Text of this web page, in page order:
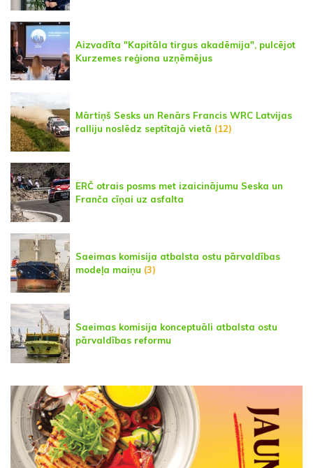
Aizvadīta "Kapitāla tirgus akadēmija", pulcējot
Kurzemes reģiona uzņēmējus
Mārtiņš Sesks un Renārs Francis WRC Latvijas
ralliju noslēdz septītajā vietā (12)
ERČ otrais posms met izaicinājumu Seska un
Franča cīņai uz asfalta
Saeimas komisija atbalsta ostu pārvaldības
modeļa maiņu (3)
Saeimas komisija konceptuāli atbalsta ostu
pārvaldības reformu